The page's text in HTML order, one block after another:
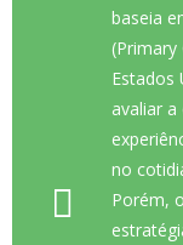
baseia
Estados
avaliar a
no
Porém,